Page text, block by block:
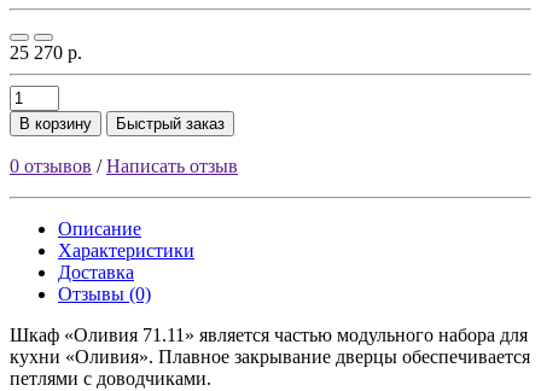
25 270 р.
В корзину Быстрый заказ
0 отзывов /Написать отзыв
Описание
Характеристики
Доставка
Отзывы (0)
Шкаф «Оливия 71.11» является частью модульного набора для
кухни «Оливия». Плавное закрывание дверцы обеспечивается
петлями с доводчиками.